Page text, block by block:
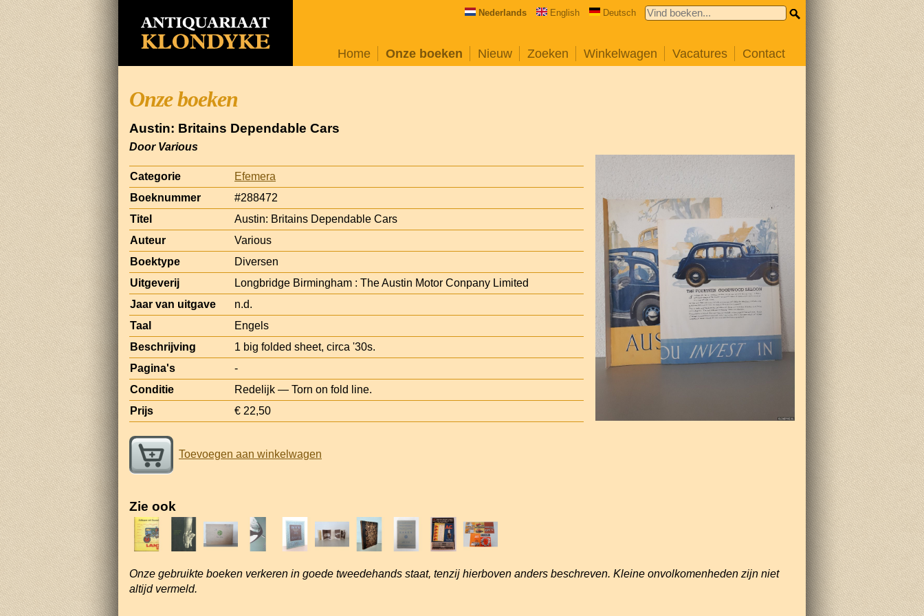
Nederlands English Deutsch
Home Onze boeken Nieuw Zoeken Winkelwagen Vacatures Contact
Onze boeken
Austin: Britains Dependable Cars
Door Various
Categorie
Efemera
Boeknummer
#288472
Titel
Austin: Britains Dependable Cars
Auteur
Various
Boektype
Diversen
Uitgeverij
Longbridge Birmingham : The Austin Motor Conpany Limited
Jaar van uitgave
n.d.
Taal
Engels
Beschrijving
1 big folded sheet, circa '30s.
Pagina's
-
Conditie
Redelijk — Torn on fold line.
Prijs
€ 22,50
Toevoegen aan winkelwagen
Zie ook
Onze gebruikte boeken verkeren in goede tweedehands staat, tenzij hierboven anders beschreven. Kleine onvolkomenheden zijn niet
altijd vermeld.